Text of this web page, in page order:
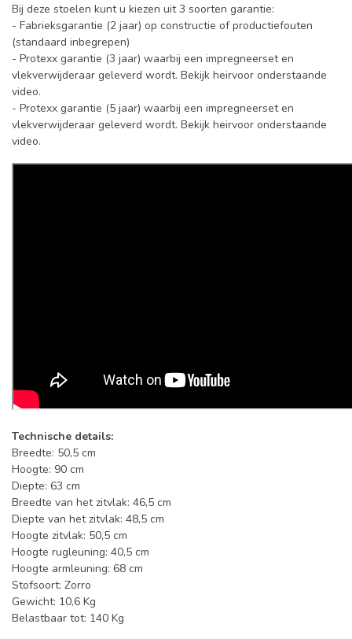
Bij deze stoelen kunt u kiezen uit 3 soorten garantie:
- Fabrieksgarantie (2 jaar) op constructie of productiefouten
(standaard inbegrepen)
- Protexx garantie (3 jaar) waarbij een impregneerset en
vlekverwijderaar geleverd wordt. Bekijk heirvoor onderstaande
video.
- Protexx garantie (5 jaar) waarbij een impregneerset en
vlekverwijderaar geleverd wordt. Bekijk heirvoor onderstaande
video.
Technische details:
Breedte: 50,5 cm
Hoogte: 90 cm
Diepte: 63 cm
Breedte van het zitvlak: 46,5 cm
Diepte van het zitvlak: 48,5 cm
Hoogte zitvlak: 50,5 cm
Hoogte rugleuning: 40,5 cm
Hoogte armleuning: 68 cm
Stofsoort: Zorro
Gewicht: 10,6 Kg
Belastbaar tot: 140 Kg